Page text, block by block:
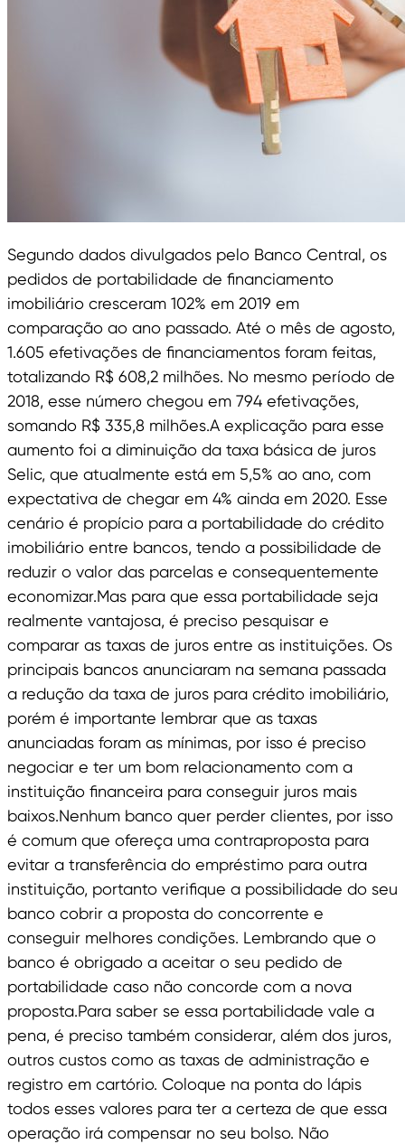
Segundo dados divulgados pelo Banco Central, os
pedidos de portabilidade de financiamento
imobiliário cresceram 102% em 2019 em
comparação ao ano passado. Até o mês de agosto,
1.605 efetivações de financiamentos foram feitas,
totalizando R$ 608,2 milhões. No mesmo período de
2018, esse número chegou em 794 efetivações,
somando R$ 335,8 milhões.A explicação para esse
aumento foi a diminuição da taxa básica de juros
Selic, que atualmente está em 5,5% ao ano, com
expectativa de chegar em 4% ainda em 2020. Esse
cenário é propício para a portabilidade do crédito
imobiliário entre bancos, tendo a possibilidade de
reduzir o valor das parcelas e consequentemente
economizar.Mas para que essa portabilidade seja
realmente vantajosa, é preciso pesquisar e
comparar as taxas de juros entre as instituições. Os
principais bancos anunciaram na semana passada
a redução da taxa de juros para crédito imobiliário,
porém é importante lembrar que as taxas
anunciadas foram as mínimas, por isso é preciso
negociar e ter um bom relacionamento com a
instituição financeira para conseguir juros mais
baixos.Nenhum banco quer perder clientes, por isso
é comum que ofereça uma contraproposta para
evitar a transferência do empréstimo para outra
instituição, portanto verifique a possibilidade do seu
banco cobrir a proposta do concorrente e
conseguir melhores condições. Lembrando que o
banco é obrigado a aceitar o seu pedido de
portabilidade caso não concorde com a nova
proposta.Para saber se essa portabilidade vale a
pena, é preciso também considerar, além dos juros,
outros custos como as taxas de administração e
registro em cartório. Coloque na ponta do lápis
todos esses valores para ter a certeza de que essa
operação irá compensar no seu bolso. Não